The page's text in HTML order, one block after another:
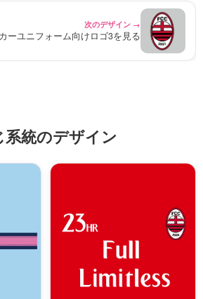
次のデザイン →
ーユニフォーム向けロゴ3を見る
系統のデザイン